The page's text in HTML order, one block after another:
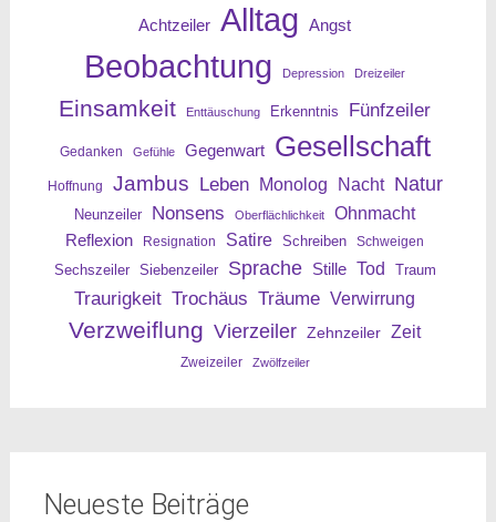
Achtzeiler Alltag Angst
Beobachtung Depression Dreizeiler
Einsamkeit Enttäuschung Erkenntnis Fünfzeiler
Gedanken Gefühle Gegenwart Gesellschaft
Hoffnung Jambus Leben Monolog Nacht Natur
Neunzeiler Nonsens Oberflächlichkeit
Ohnmacht
Reflexion
Resignation Satire Schreiben Schweigen
Sechszeiler Siebenzeiler Sprache Stille Tod Traum
Traurigkeit Trochäus Träume Verwirrung
Verzweiflung Vierzeiler Zehnzeiler Zeit
Zweizeiler Zwölfzeiler
Neueste Beiträge